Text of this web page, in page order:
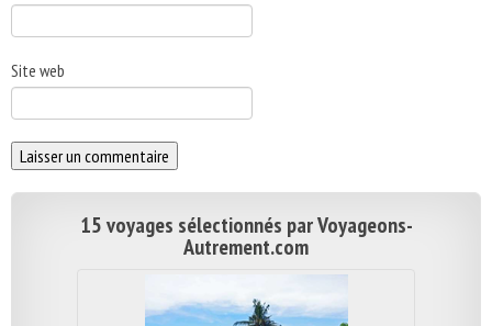
Site web
15 voyages sélectionnés par Voyageons-
Autrement.com